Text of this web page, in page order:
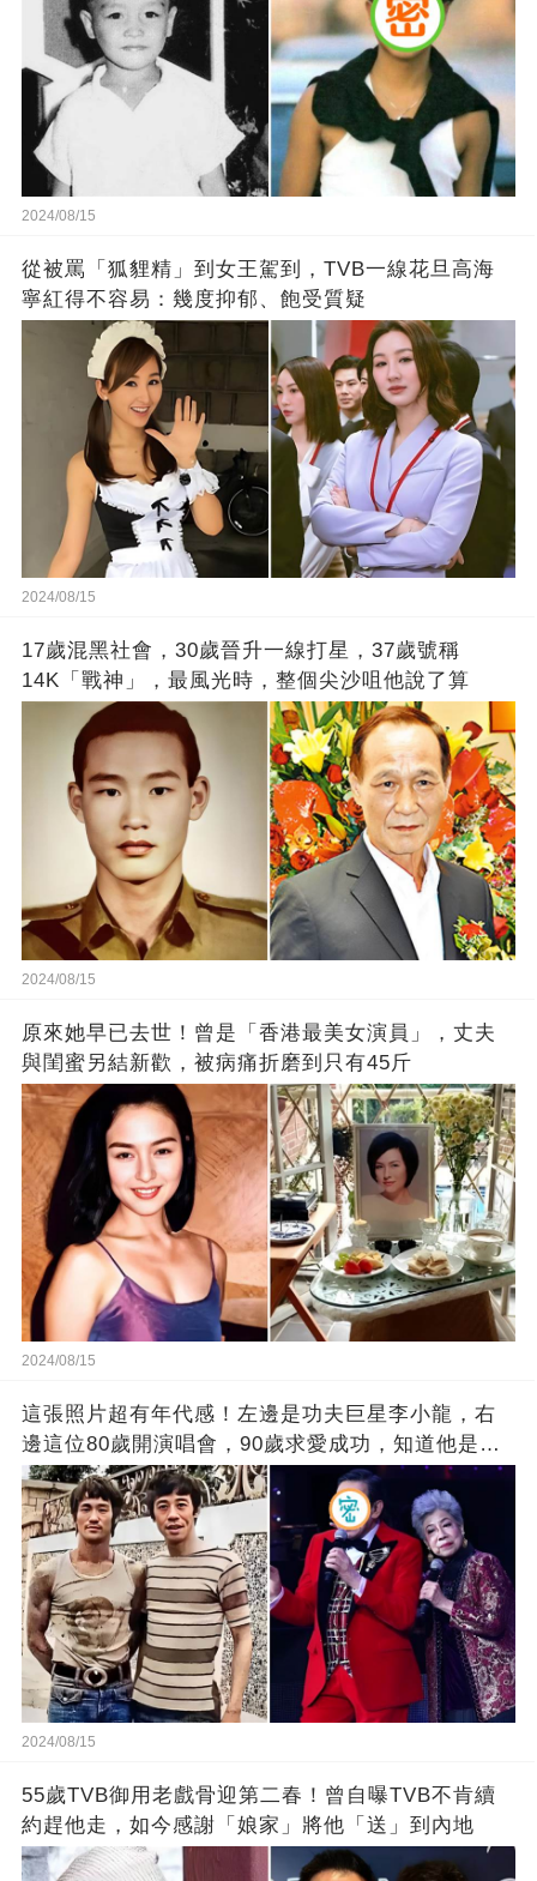
2024/08/15
從被罵「狐貍精」到女王駕到，TVB一線花旦高海
寧紅得不容易：幾度抑郁、飽受質疑
2024/08/15
17歲混黑社會，30歲晉升一線打星，37歲號稱
14K「戰神」，最風光時，整個尖沙咀他說了算
2024/08/15
原來她早已去世！曾是「香港最美女演員」，丈夫
與閨蜜另結新歡，被病痛折磨到只有45斤
2024/08/15
這張照片超有年代感！左邊是功夫巨星李小龍，右
邊這位80歲開演唱會，90歲求愛成功，知道他是誰
嗎
2024/08/15
55歲TVB御用老戲骨迎第二春！曾自曝TVB不肯續
約趕他走，如今感謝「娘家」將他「送」到內地